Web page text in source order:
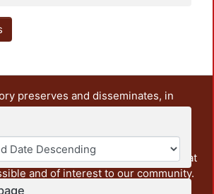
preserves and disseminates, in
access, the teaching and research
Azcapotzalco. It also includes some
and graphic documents from the
as content from other institutions that
and of interest to our community.